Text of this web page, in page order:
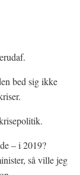
bed sig ikke
– i 2019?
så ville jeg